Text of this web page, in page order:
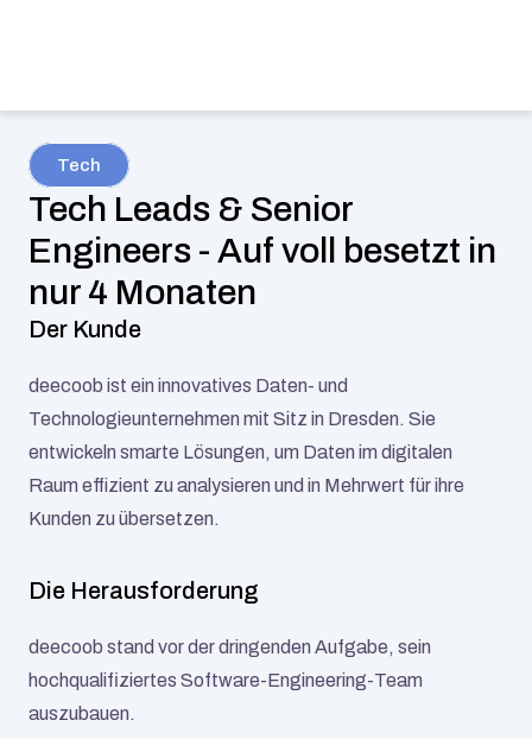
Tech
Tech Leads & Senior
Engineers - Auf voll besetzt in
nur 4 Monaten
Der Kunde
deecoob ist ein innovatives Daten- und
Technologieunternehmen mit Sitz in Dresden. Sie
entwickeln smarte Lösungen, um Daten im digitalen
Raum effizient zu analysieren und in Mehrwert für ihre
Kunden zu übersetzen.
Die Herausforderung
deecoob stand vor der dringenden Aufgabe, sein
hochqualifiziertes Software-Engineering-Team
auszubauen.